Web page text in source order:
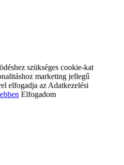
szükséges cookie-kat
marketing jellegű
elfogadja az Adatkezelési
Elfogadom